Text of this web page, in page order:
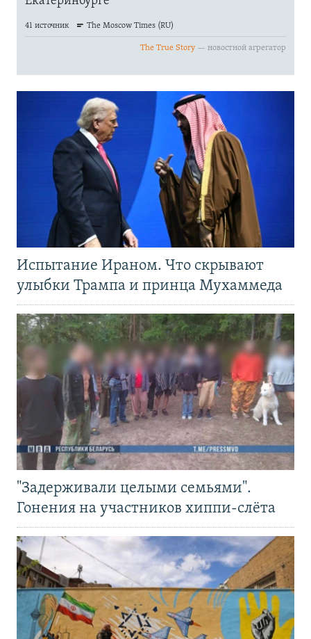
Испытание Ираном. Что скрывают
улыбки Трампа и принца Мухаммеда
"Задерживали целыми семьями".
Гонения на участников хиппи-слёта